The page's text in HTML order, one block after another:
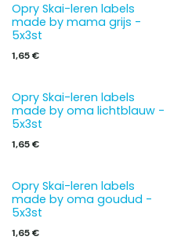
Opry Skai-leren labels
made by mama grijs -
5x3st
1,65€
Opry Skai-leren labels
made by oma lichtblauw -
5x3st
1,65€
Opry Skai-leren labels
made by oma goudud -
5x3st
1,65€